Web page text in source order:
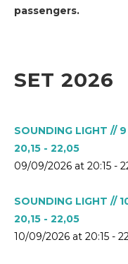
passengers.
SET 2026
SOUNDING LIGHT
20,15 - 22,05
09/09/2026 at 20:15 -
SOUNDING LIGHT
20,15 - 22,05
10/09/2026 at 20:15 -